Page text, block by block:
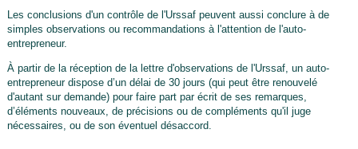
Les conclusions d'un contrôle de l'Urssaf peuvent aussi conclure à de
simples observations ou recommandations à l'attention de l'auto-
entrepreneur.
À partir de la réception de la lettre d'observations de l'Urssaf, un auto-
entrepreneur dispose d’un délai de 30 jours (qui peut être renouvelé
d'autant sur demande) pour faire part par écrit de ses remarques,
d’éléments nouveaux, de précisions ou de compléments qu'il juge
nécessaires, ou de son éventuel désaccord.